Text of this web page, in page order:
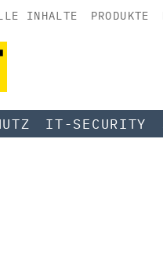
INHALTE PRODUKTE
IT-SECURITY